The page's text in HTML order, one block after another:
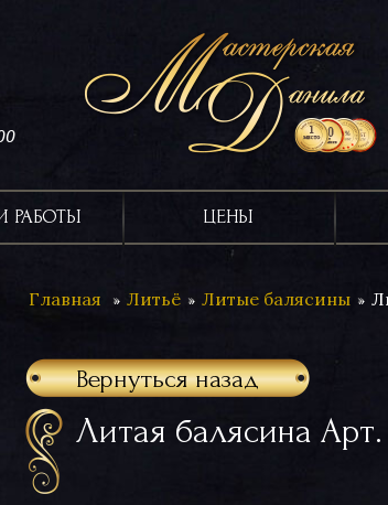
РАБОТЫ ЦЕНЫ
Главная Литьё Литые балясины
Вернуться назад
Литая балясина Арт.